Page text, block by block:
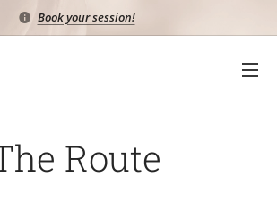
Book your session!
Route